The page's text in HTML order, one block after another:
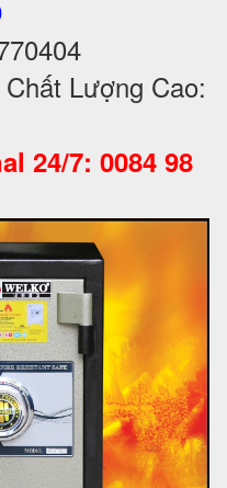
Lượng Cao:
24/7: 0084 98